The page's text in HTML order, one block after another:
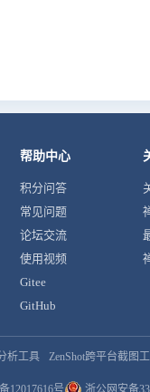
帮助中心
积分问答
常见问题
论坛交流
使用视频
Gitee
GitHub
析工具 ZenShot跨平台截图
12017616号 浙公网安备